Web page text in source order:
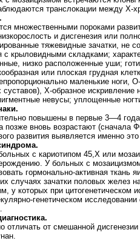
транслокации между X-
множественными пороками
и дисгенезия или
тяжевидные зачатки, не
с крыловидными складками;
низко расположенные уши;
или плоская грудная
маленькие ноги,
X-образное искривление
невусы; уплощенные
повышены в первые 3—4
позже вновь возрастают (сначала
развития выявляется именно
с кариотипом 45,X или
У больных с
гормонально-активная ткань
случаях зачатки половых желез
у которых при цитогенетическом
генетическом
отличать от смешанной